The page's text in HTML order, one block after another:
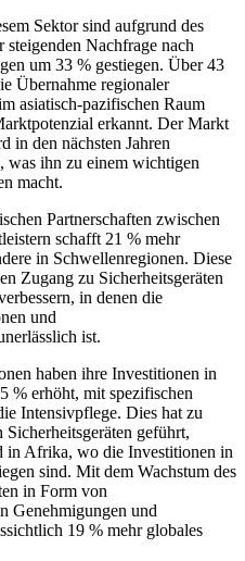
Sektor sind aufgrund des
Nachfrage nach
um 33 % gestiegen. Über 43
Übernahme regionaler
asiatisch-pazifischen Raum
erkannt. Der Markt
in den nächsten Jahren
was ihn zu einem wichtigen
macht.
Partnerschaften zwischen
schafft 21 % mehr
in Schwellenregionen. Diese
Zugang zu Sicherheitsgeräten
in denen die
und
ist.
haben ihre Investitionen in
% erhöht, mit spezifischen
Intensivpflege. Dies hat zu
geführt,
in Afrika, wo die Investitionen in
sind. Mit dem Wachstum des
in Form von
Genehmigungen und
19 % mehr globales